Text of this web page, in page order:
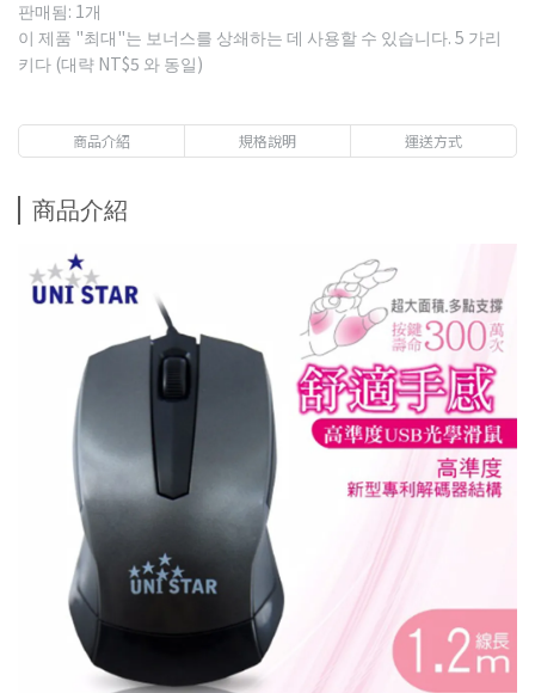
판매됨: 1개
이 제품 "최대"는 보너스를 상쇄하는 데 사용할 수 있습니다. 5 가리
키다 (대략 NT$5 와 동일)
商品介紹 規格說明 運送方式
商品介紹